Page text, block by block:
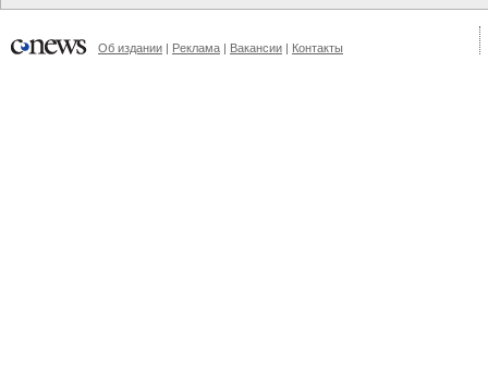
Об издании | Реклама | Вакансии | Контакты